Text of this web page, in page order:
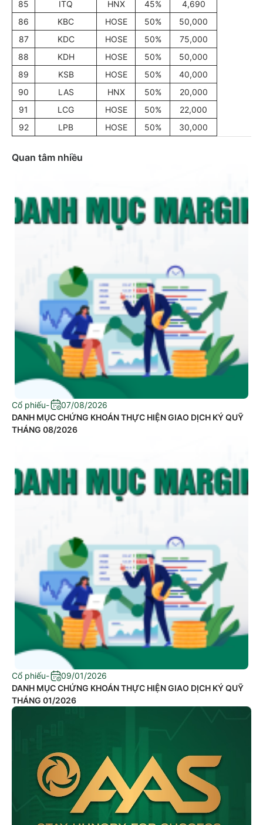
85 ITQ HNX 45%
4,690
86
KBC HOSE 50%
50,000
87
KDC HOSE 50%
75,000
88
KDH HOSE 50%
50,000
89
KSB HOSE 50%
40,000
90
LAS HNX 50%
20,000
91
LCG HOSE 50%
22,000
92
LPB HOSE 50% 30,000
Quan tâm nhiều
Cổ phiếu-
07/08/2026
DANH MỤC CHỨNG KHOÁN THỰC HIỆN GIAO DỊCH KÝ QUỸ
THÁNG 08/2026
Cổ phiếu-
09/01/2026
DANH MỤC CHỨNG KHOÁN THỰC HIỆN GIAO DỊCH KÝ QUỸ
THÁNG 01/2026